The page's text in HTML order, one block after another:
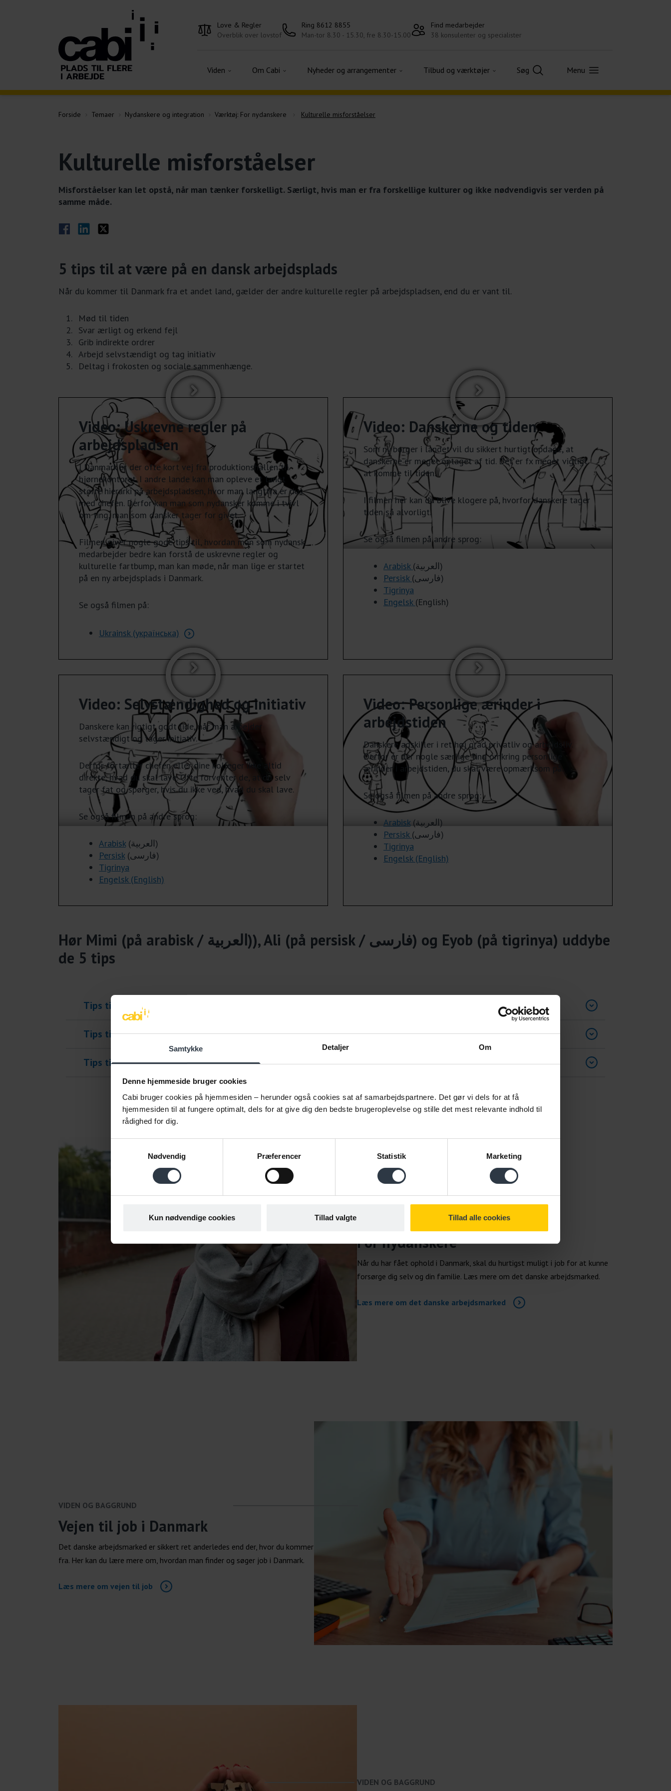
Samtykke Detaljer Om
Denne hjemmeside bruger cookies
Cabi bruger cookies på hjemmesiden – herunder også cookies sat af samarbejdspartnere. Det gør vi dels for at få
hjemmesiden til at fungere optimalt, dels for at give dig den bedste brugeroplevelse og stille det mest relevante indhold til
rådighed for dig.
Nødvendig
Præferencer Statistik Marketing
Kun nødvendige cookies Tillad valgte Tillad alle cookies
Love & Regler
Overblik over lovstof
Ring 8612 8855
Man-tor 8.30 - 15.30, fre 8.30-15.00
Find medarbejder
38 konsulenter og specialister
Viden Om Cabi Nyheder og arrangementer Tilbud og værktøjer Søg Menu
Forside Temaer Nydanskere og integration Værktøj: For nydanskere Kulturelle misforståelser
Kulturelle misforståelser
Misforståelser kan let opstå, når man tænker forskelligt. Særligt, hvis man er fra forskellige kulturer og ikke nødvendigvis ser verden på
samme måde.
Del på Facebook
Del på LinkedIn
Del på Twitter
5 tips til at være på en dansk arbejdsplads
Når du kommer til Danmark fra et andet land, gælder der andre kulturelle regler på arbejdspladsen, end du er vant til.
Mød til tiden
Svar ærligt og erkend fejl
Grib indirekte ordrer
Arbejd selvstændigt og tag initiativ
Deltag i frokosten og sociale sammenhænge.
Video: Uskrevne regler på
arbejdspladsen
I Danmark er der ofte kort vej fra produktionshallen til
hjørnekontoret. I andre lande kan man opleve et langt
større hierarki på arbejdspladsen, hvor man langtfra er dus
med chefen. Derfor kan man som nydansker komme i tvivl
om ting, man som dansker tager for givet.
Filmen giver nogle gode tips til, hvordan man som nydansk
medarbejder bedre kan forstå de uskrevne regler og
kulturelle fartbump, man kan møde, når man lige er startet
på en ny arbejdsplads i Danmark.
Se også filmen på:
Ukrainsk (українська)
Video: Danskerne og tiden
Som ny borger i landet vil du sikkert hurtigt opdage, at
danskerne er meget optaget af tid. Det er fx meget vigtigt
at komme til tiden.
I filmen her kan du blive klogere på, hvorfor danskere tager
tiden så alvorligt.
Se også filmen på andre sprog:
Arabisk
(العربية)
Persisk
(فارسی)
Tigrinya
Engelsk (English)
Video: Selvstændighed og initiativ
Danskere kan rigtigt godt lide, når man arbejder
selvstændigt og tager initiativ.
Derfor fortæller chefen eller dine kolleger ikke altid
direkte, hvad du skal lave. Ofte forventer de, at du selv
tager fat og spørger, hvis du ikke ved, hvad du skal lave.
Se også filmen på andre sprog:
Arabisk
(العربية)
Persisk
(فارسی)
Tigrinya
Engelsk (English)
Video: Personlige ærinder i
arbejdstiden
Danskere adskiller i ret høj grad privatliv og arbejdsliv.
Derfor er der nogle særlige ting omkring personlige
ærinder i arbejdstiden, du skal være opmærksom på.
Se også filmen på andre sprog:
Arabisk
(العربية)
Persisk
(فارسی)
Tigrinya
Engelsk (English)
Hør Mimi (på arabisk / العربية)), Ali (på persisk / فارسی) og Eyob (på tigrinya) uddybe
de 5 tips
Tips til at være på en dansk arbejdsplads (på persisk / فارسی):
Tips til at være på en dansk arbejdsplads (tigrinya):):
For nydanskere
Når du har fået ophold i Danmark, skal du hurtigst muligt i job for at kunne
forsørge dig selv og din familie. Læs mere om det danske arbejdsmarked.
Læs mere om det danske arbejdsmarked
VIDEN OG BAGGRUND
Vejen til job i Danmark
Det danske arbejdsmarked er sikkert ret anderledes end der, hvor du kommer
fra. Her kan du lære mere om, hvordan man finder og søger job i Danmark.
Læs mere om vejen til job
VIDEN OG BAGGRUND